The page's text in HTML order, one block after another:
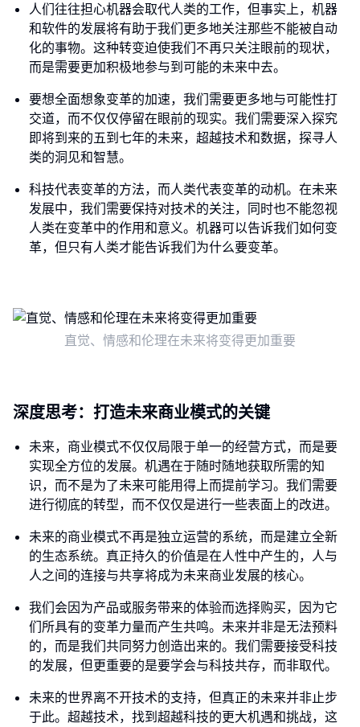
人们往往担心机器会取代人类的工作，但事实上，机器
和软件的发展将有助于我们更多地关注那些不能被自动
化的事物。这种转变迫使我们不再只关注眼前的现状，
而是需要更加积极地参与到可能的未来中去。
要想全面想象变革的加速，我们需要更多地与可能性打
交道，而不仅仅停留在眼前的现实。我们需要深入探究
即将到来的五到七年的未来，超越技术和数据，探寻人
类的洞见和智慧。
科技代表变革的方法，而人类代表变革的动机。在未来
发展中，我们需要保持对技术的关注，同时也不能忽视
人类在变革中的作用和意义。机器可以告诉我们如何变
革，但只有人类才能告诉我们为什么要变革。
直觉、情感和伦理在未来将变得更加重要
深度思考：打造未来商业模式的关键
未来，商业模式不仅仅局限于单一的经营方式，而是要
实现全方位的发展。机遇在于随时随地获取所需的知
识，而不是为了未来可能用得上而提前学习。我们需要
进行彻底的转型，而不仅仅是进行一些表面上的改进。
未来的商业模式不再是独立运营的系统，而是建立全新
的生态系统。真正持久的价值是在人性中产生的，人与
人之间的连接与共享将成为未来商业发展的核心。
我们会因为产品或服务带来的体验而选择购买，因为它
们所具有的变革力量而产生共鸣。未来并非是无法预料
的，而是我们共同努力创造出来的。我们需要接受科技
的发展，但更重要的是要学会与科技共存，而非取代。
未来的世界离不开技术的支持，但真正的未来并非止步
于此。超越技术，找到超越科技的更大机遇和挑战，这